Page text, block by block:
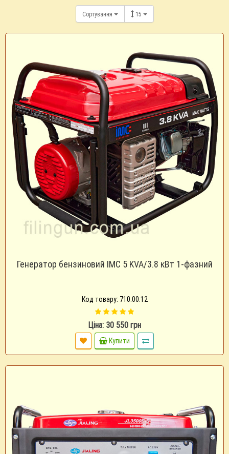
Сортування 15
Генератор бензиновий IMC 5 KVA/3.8 кВт 1-фазний
Код товару: 710.00.12
Ціна: 30 550 грн
Купити